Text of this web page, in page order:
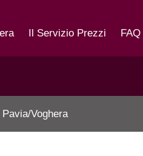
Il Servizio Prezzi FAQ
Pavia/Voghera